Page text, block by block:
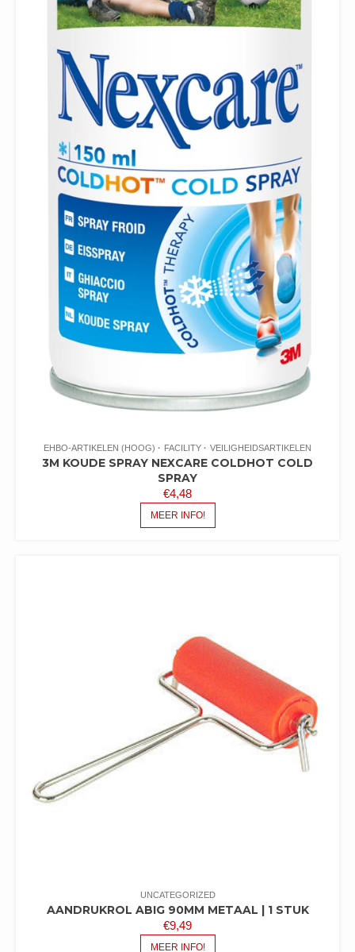
EHBO-ARTIKELEN (HOOG) FACILITY VEILIGHEIDSARTIKELEN
3M KOUDE SPRAY NEXCARE COLDHOT COLD
SPRAY
€4,48
MEER INFO!
UNCATEGORIZED
AANDRUKROL ABIG 90MM METAAL | 1 STUK
€9,49
MEER INFO!